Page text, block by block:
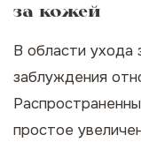
за кожей
В области
заблуждения
простое